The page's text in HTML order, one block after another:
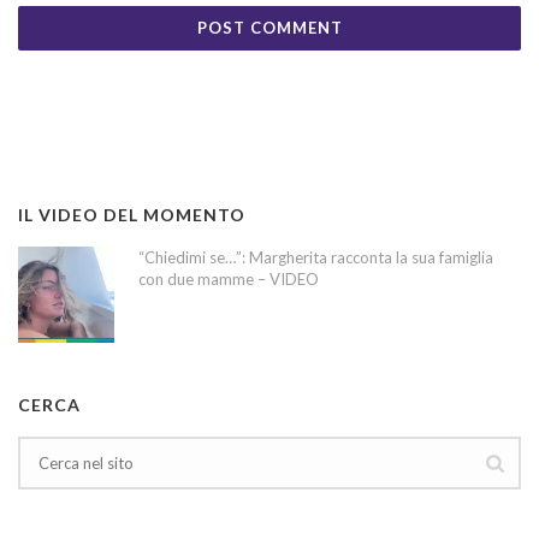
IL VIDEO DEL MOMENTO
“Chiedimi se…”: Margherita racconta la sua famiglia
con due mamme – VIDEO
CERCA